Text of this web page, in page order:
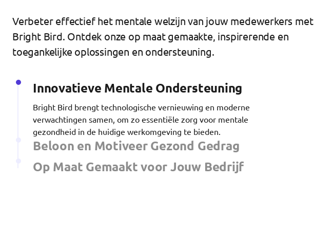
Verbeter effectief het mentale welzijn van jouw medewerkers met
Bright Bird. Ontdek onze op maat gemaakte, inspirerende en
toegankelijke oplossingen en ondersteuning.
Innovatieve Mentale Ondersteuning
Bright Bird brengt technologische vernieuwing en moderne
verwachtingen samen, om zo essentiële zorg voor mentale
gezondheid in de huidige werkomgeving te bieden.
Beloon en Motiveer Gezond Gedrag
Op Maat Gemaakt voor Jouw Bedrijf